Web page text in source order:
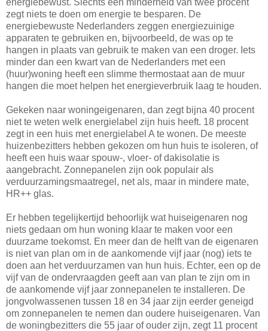
energiebewust. Slechts een minderheid van twee procent
zegt niets te doen om energie te besparen. De
energiebewuste Nederlanders zeggen energiezuinige
apparaten te gebruiken en, bijvoorbeeld, de was op te
hangen in plaats van gebruik te maken van een droger. Iets
minder dan een kwart van de Nederlanders met een
(huur)woning heeft een slimme thermostaat aan de muur
hangen die moet helpen het energieverbruik laag te houden.
Gekeken naar woningeigenaren, dan zegt bijna 40 procent
niet te weten welk energielabel zijn huis heeft. 18 procent
zegt in een huis met energielabel A te wonen. De meeste
huizenbezitters hebben gekozen om hun huis te isoleren, of
heeft een huis waar spouw-, vloer- of dakisolatie is
aangebracht. Zonnepanelen zijn ook populair als
verduurzamingsmaatregel, net als, maar in mindere mate,
HR++ glas.
Er hebben tegelijkertijd behoorlijk wat huiseigenaren nog
niets gedaan om hun woning klaar te maken voor een
duurzame toekomst. En meer dan de helft van de eigenaren
is niet van plan om in de aankomende vijf jaar (nog) iets te
doen aan het verduurzamen van hun huis. Echter, een op de
vijf van de ondervraagden geeft aan van plan te zijn om in
de aankomende vijf jaar zonnepanelen te installeren. De
jongvolwassenen tussen 18 en 34 jaar zijn eerder geneigd
om zonnepanelen te nemen dan oudere huiseigenaren. Van
de woningbezitters die 55 jaar of ouder zijn, zegt 11 procent